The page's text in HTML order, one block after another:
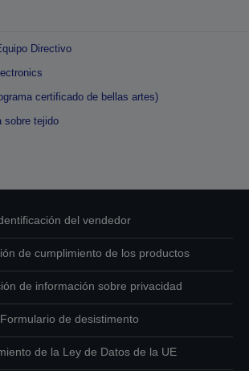
Directivo
certificado de bellas artes)
sobre tejido
del vendedor
de cumplimiento de los productos
de información sobre privacidad
Formulario de desistimento
de la Ley de Datos de la UE